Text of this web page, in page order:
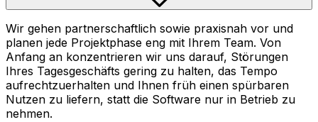
Wir gehen partnerschaftlich sowie praxisnah vor und
planen jede Projektphase eng mit Ihrem Team. Von
Anfang an konzentrieren wir uns darauf, Störungen
Ihres Tagesgeschäfts gering zu halten, das Tempo
aufrechtzuerhalten und Ihnen früh einen spürbaren
Nutzen zu liefern, statt die Software nur in Betrieb zu
nehmen.